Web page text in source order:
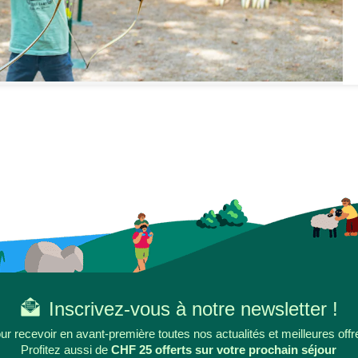
Inscrivez-vous à notre newsletter !
recevoir en avant-première toutes nos actualités et meilleures
Profitez aussi deCHF 25 offerts sur votre prochain séjour